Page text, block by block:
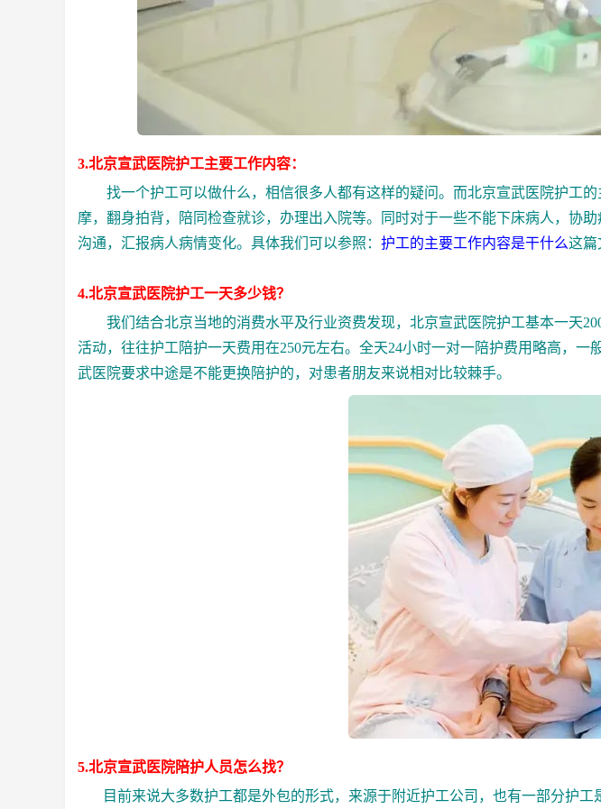
3.北京宣武医院护工主要工作内容：
找一个护工可以做什么，相信很多人都有这样的疑问。而北京宣武医院护工
摩，翻身拍背，陪同检查就诊，办理出入院等。同时对于一些不能下床病人，协助
沟通，汇报病人病情变化。具体我们可以参照： 护工的主要工作内容是干什么这篇
4.北京宣武医院护工一天多少钱？
我们结合北京当地的消费水平及行业资费发现，北京宣武医院护工基本一天
活动，往往护工陪护一天费用在250元左右。全天24小时一对一陪护费用略高，
武医院要求中途是不能更换陪护的，对患者朋友来说相对比较棘手。
5.北京宣武医院陪护人员怎么找？
目前来说大多数护工都是外包的形式，来源于附近护工公司，也有一部分护工